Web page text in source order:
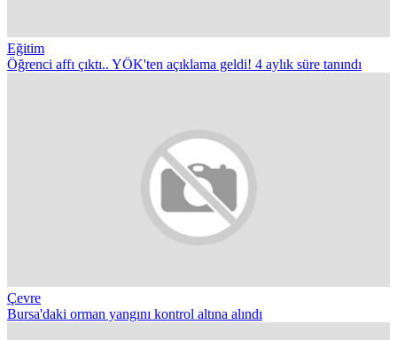
Eğitim
Öğrenci affı çıktı.. YÖK'ten açıklama geldi! 4 aylık süre tanındı
Çevre
Bursa'daki orman yangını kontrol altına alındı